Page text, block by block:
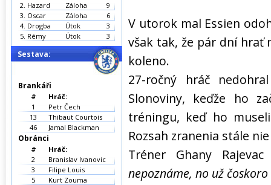
V utorok mal Essien
však tak, že pár dní
koleno.
27-ročný hráč
Slonoviny, keďže ho
tréningu, keď ho
Rozsah zranenia stále
Tréner Ghany
nepoznáme, no už čoskoro
2. Hazard Záloha
9
3. Oscar Záloha
6
4. Drogba Útok
3
5. Rémy Útok 3
Sestava:
Brankáři
#
Hráč:
1
Petr Čech
13
Thibaut Courtois
46
Jamal Blackman
Obránci
#
Hráč:
2
Branislav Ivanovic
3
Filipe Louis
5
Kurt Zouma